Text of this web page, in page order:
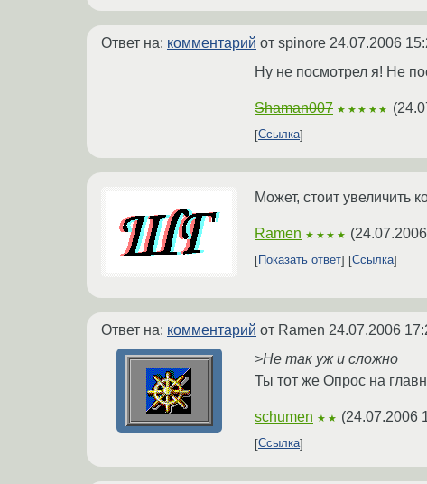
Ответ на: комментарий от spinore 24.07.2006
Ну не посмотрел я! Не
Shaman007 ★★★★★ (
Ссылка
Может, стоит увеличить
Ramen ★★★★ (
Показать ответ Ссылка
Ответ на: комментарий от Ramen 24.07.2006
>Не так уж и сложно
Ты тот же Опрос на
schumen ★★ (24.07.2006
Ссылка